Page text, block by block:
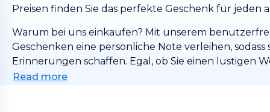
Preisen finden Sie das perfekte Geschenk für jeden
Warum bei uns einkaufen? Mit unserem
Geschenken eine persönliche Note verleihen,
Erinnerungen schaffen. Egal, ob Sie einen lustigen
der immer in Erinnerung bleiben wird, oder eine
Read more